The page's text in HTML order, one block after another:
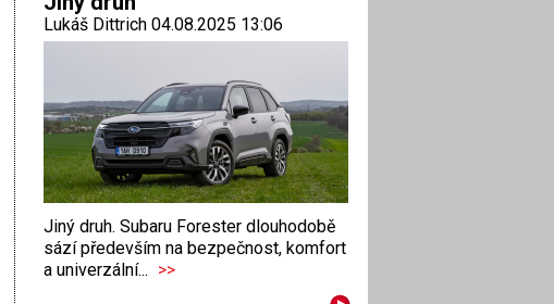
Lukáš Dittrich 04.08.2025 13:06
Jiný druh. Subaru Forester dlouhodobě
sází především na bezpečnost, komfort
a univerzální... >>